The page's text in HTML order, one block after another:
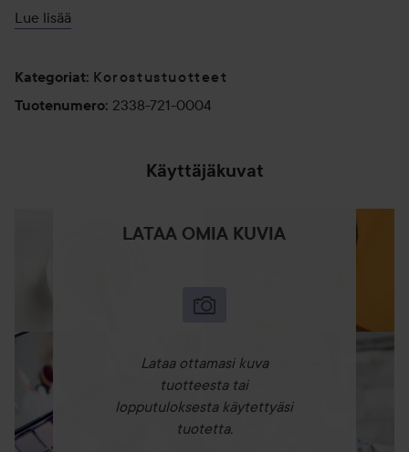
ja häivytettävyyden välillä.
Korostaa, kirkastaa ja tasoittaa
Luo modernin lasimaisen viimeistelyn
Sopii käytettäväksi kasvojen korkeimpiin kohtiin tai koko
kasvojen korkeimpiin kohtiin – kuten poskipäille,
kulmaluulle ja nenänvarteen – taputtelevin liikkein. Häivytä
pehmeästi ihoon ja kerrosta halutessasi lisää hehkua.
15 ml
Lue lisää
Kategoriat: Korostustuotteet
Tuotenumero: 2338-721-0004
Käyttäjäkuvat
LATAA OMIA KUVIA
Lataa ottamasi kuva
tuotteesta tai
lopputuloksesta käytettyäsi
tuotetta.